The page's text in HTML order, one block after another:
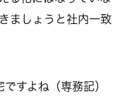
ましょうと社内一致
すよね（専務記）